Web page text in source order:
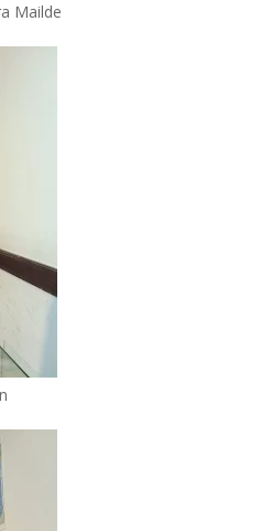
Mailde